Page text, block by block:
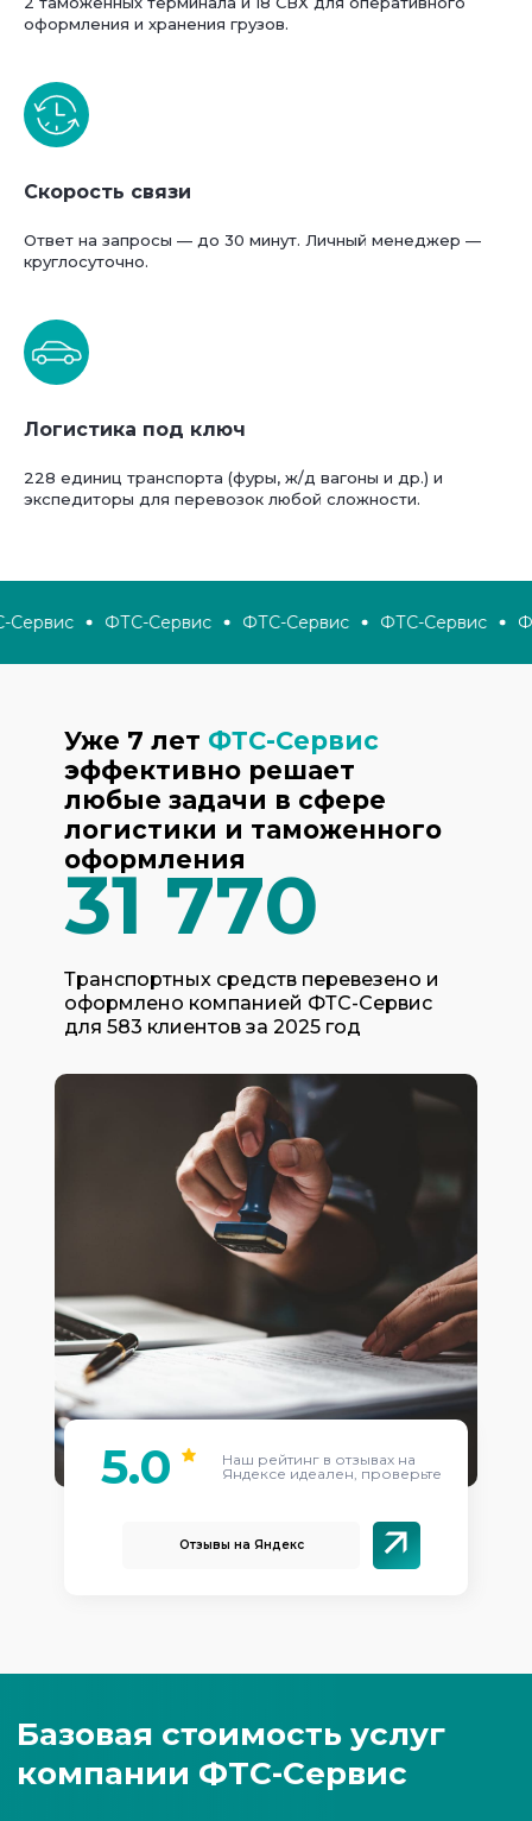
оформления и хранения грузов.
Скорость связи
Ответ на запросы — до 30 минут. Личный менеджер —
круглосуточно.
Логистика под ключ
228 единиц транспорта (фуры, ж/д вагоны и др.) и
экспедиторы для перевозок любой сложности.
ФТС-Сервис ФТС-Сервис ФТС-Сервис
Отзывы на Яндекс
5.0
Наш рейтинг в отзывах на
Яндексе идеален, проверьте
Транспортных средств перевезено и
оформлено компанией ФТС-Сервис
для 583 клиентов за 2025 год
31 770
Уже 7 лет ФТС-Сервис
эффективно решает
любые задачи в сфере
логистики и таможенного
оформления